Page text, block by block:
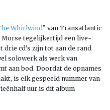
Whirlwind” van Transatlantic
Morse tegelijkertijd een live-
cd’s zijn tot aan de rand
solowerk als werk van
aan bod. Doordat de opnames
is elk gespeeld nummer van
uur is dit album